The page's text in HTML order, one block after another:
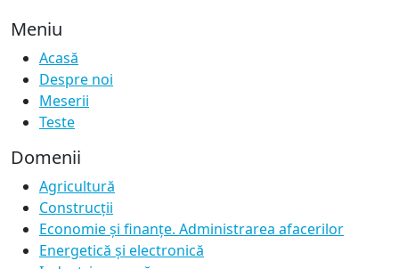
Meniu
Acasă
Despre noi
Meserii
Teste
Domenii
Agricultură
Construcții
Economie și finanțe. Administrarea afacerilor
Energetică și electronică